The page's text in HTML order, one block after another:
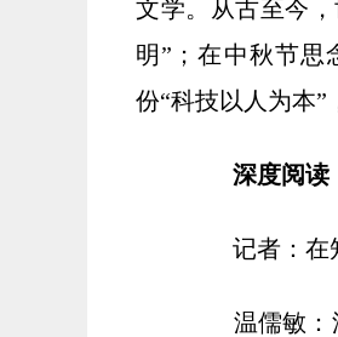
文学。从古至今
明”；在中秋节思
份“科技以人为本”
深度阅读：
记者：在知
温儒敏：深